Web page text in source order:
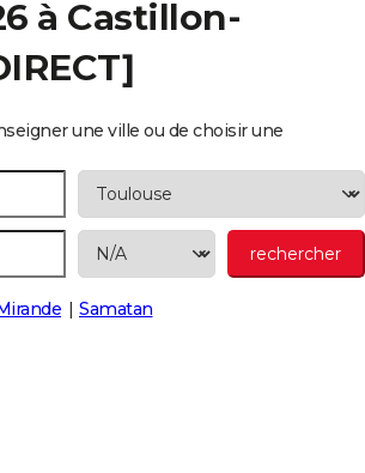
à Castillon-
une ville ou de choisir une
Samatan